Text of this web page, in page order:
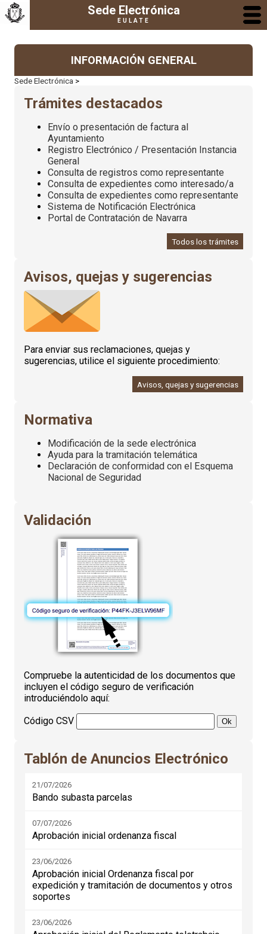
Sede Electrónica
EULATE
INFORMACIÓN GENERAL
Sede Electrónica >
Trámites destacados
Envío o presentación de factura al
Ayuntamiento
Registro Electrónico / Presentación Instancia
General
Consulta de registros como representante
Consulta de expedientes como interesado/a
Consulta de expedientes como representante
Sistema de Notificación Electrónica
Portal de Contratación de Navarra
Todos los trámites
Avisos, quejas y sugerencias
Para enviar sus reclamaciones, quejas y
sugerencias, utilice el siguiente procedimiento:
Avisos, quejas y sugerencias
Normativa
Modificación de la sede electrónica
Ayuda para la tramitación telemática
Declaración de conformidad con el Esquema
Nacional de Seguridad
Validación
Compruebe la autenticidad de los documentos que
incluyen el código seguro de verificación
introduciéndolo aquí:
Código CSV
Tablón de Anuncios Electrónico
21/07/2026
Bando subasta parcelas
07/07/2026
Aprobación inicial ordenanza fiscal
23/06/2026
Aprobación inicial Ordenanza fiscal por
expedición y tramitación de documentos y otros
soportes
23/06/2026